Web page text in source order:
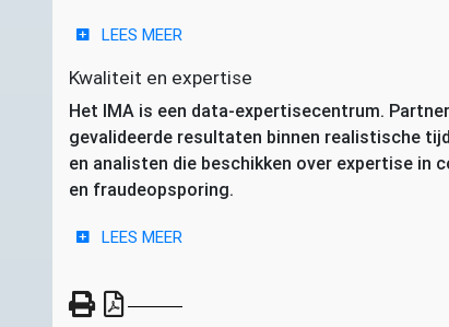
LEES MEER
Kwaliteit en expertise
Het IMA is een data-expertisecentrum.
gevalideerde resultaten binnen realistische
en analisten die beschikken over expertise in
en fraudeopsporing.
LEES MEER